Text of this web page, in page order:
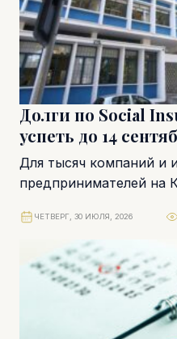
Долги по Social
успеть до 14
Для тысяч компаний и
предпринимателей на
работодатели и...
ЧЕТВЕРГ, 30 ИЮЛЯ, 2026